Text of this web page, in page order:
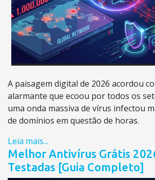
A paisagem digital de 2026 acordou
alarmante que ecoou por todos os
uma onda massiva de vírus infectou
de domínios em questão de horas.
Leia mais...
Melhor Antivírus Grátis
Testadas [Guia Completo]